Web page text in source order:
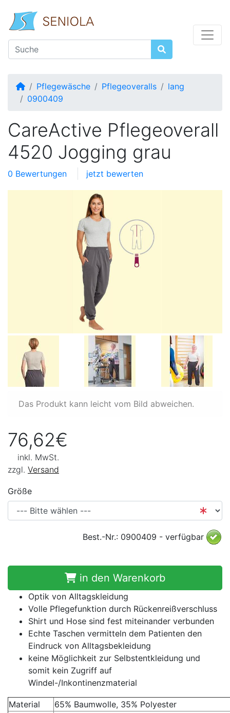
Startseite
Pflegewäsche Pflegeoveralls
lang
0900409
CareActive Pflegeoverall
4520 Jogging grau
0 Bewertungen jetzt bewerten
Das Produkt kann leicht vom Bild abweichen.
76,62€
inkl. MwSt.
zzgl. Versand
Größe
Best.-Nr.: 0900409 - verfügbar
in den Warenkorb
Optik von Alltagskleidung
Volle Pflegefunktion durch Rückenreißverschluss
Shirt und Hose sind fest miteinander verbunden
Echte Taschen vermitteln dem Patienten den
Eindruck von Alltagsbekleidung
keine Möglichkeit zur Selbstentkleidung und
somit kein Zugriff auf
Windel-/Inkontinenzmaterial
Material
65% Baumwolle, 35% Polyester